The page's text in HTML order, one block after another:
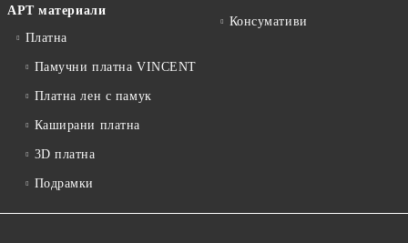
АРТ материали
Платна
Памучни платна VINCENT
Платна лен с памук
Каширани платна
3D платна
Подрамки
Консумативи